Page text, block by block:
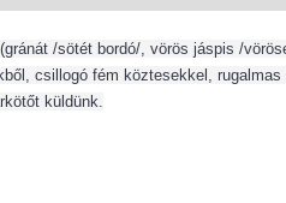
/sötét bordó/, vörös jáspis /
csillogó fém köztesekkel,
küldünk.